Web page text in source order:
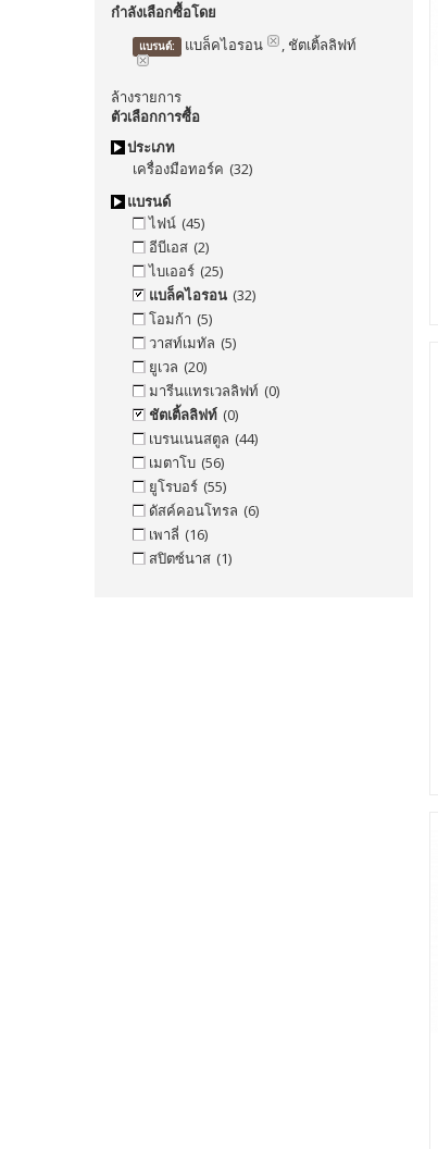
กำลังเลือกซื้อโดย
แบรนด์: แบล็คไอรอน , ชัตเติ้ลลิฟท์
ล้างรายการ
ตัวเลือกการซื้อ
ประเภท
เครื่องมือทอร์ค (32)
แบรนด์
ไฟน์ (45)
อีบีเอส (2)
ไบเออร์ (25)
แบล็คไอรอน (32)
โอมก้า (5)
วาสท์เมทัล (5)
ยูเวล (20)
มารีนแทรเวลลิฟท์ (0)
ชัตเติ้ลลิฟท์ (0)
เบรนเนนสตูล (44)
เมตาโบ (56)
ยูโรบอร์ (55)
ดัสค์คอนโทรล (6)
เพาลี่ (16)
สปิตซ์นาส (1)